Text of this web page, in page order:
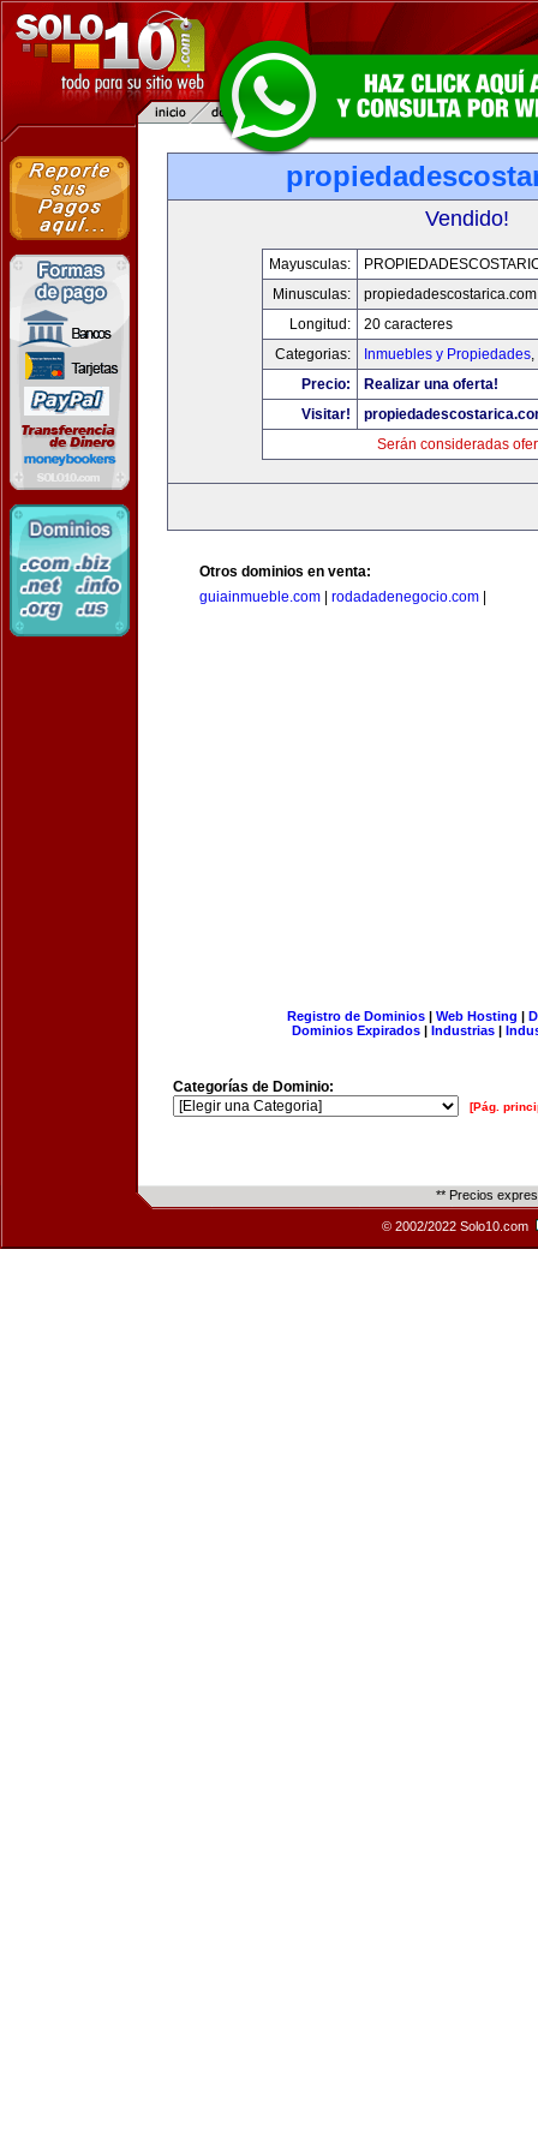
Vendido!
Mayusculas:
Minusculas:
propiedadescostarica.com
Longitud:
20 caracteres
Categorias:
Inmuebles y Propiedades,
Precio:
Realizar una oferta!
Visitar!
Serán consideradas
Otros dominios en venta:
guiainmueble.com
rodadadenegocio.com
Registro de Dominios| Web Hosting |
Dominios Expirados | Industrias |
Categorías de Dominio:
[Pág.
** Precios
© 2002/2022 Solo10.com